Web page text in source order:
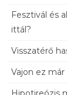
Fesztivál és
ittál?
Visszatérő
Vajon ez már